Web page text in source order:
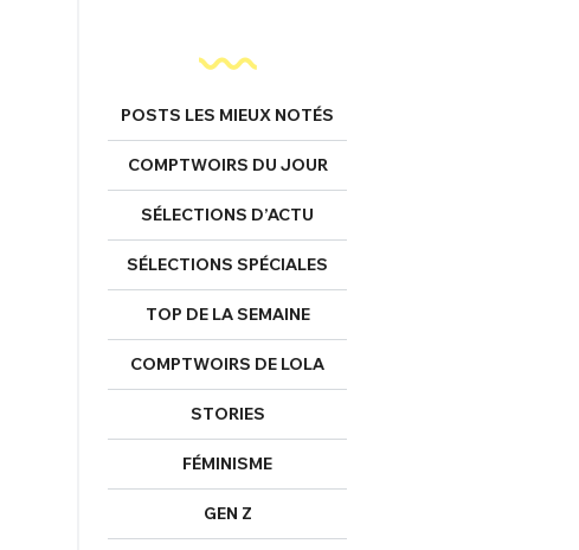
POSTS LES MIEUX NOTÉS
COMPTWOIRS DU JOUR
SÉLECTIONS D’ACTU
SÉLECTIONS SPÉCIALES
TOP DE LA SEMAINE
COMPTWOIRS DE LOLA
STORIES
FÉMINISME
GEN Z